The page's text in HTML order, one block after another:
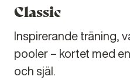
Classic
Inspirerande träning,
pooler – kortet med
och själ.